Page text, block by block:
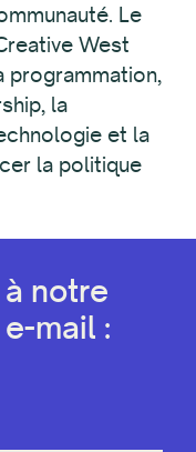
Le
West
programmation,
la
et la
la politique
notre
mail :